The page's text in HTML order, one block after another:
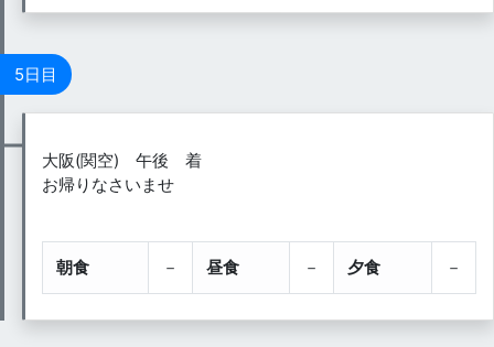
5日目
大阪(関空) 午後 着
お帰りなさいませ
朝食 － 昼食 － 夕食 －